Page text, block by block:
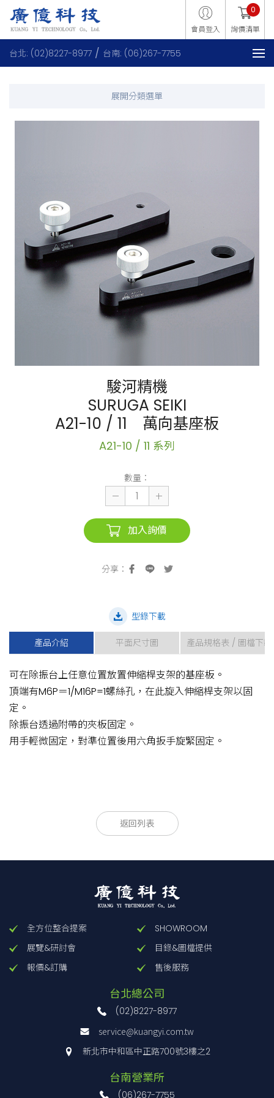
會員登入 詢價清單
0
台北: (02)8227-8977 台南: (06)267-7755
駿河精機
SURUGA SEIKI
A21-10 / 11 萬向基座板
A21-10 / 11 系列
數量：
加入詢價
產品介紹 平面尺寸圖 產品規格表 / 圖檔下載
型錄下載
可在除振台上任意位置放置伸縮桿支架的基座板。
頂端有M6P＝1/M16P=1螺絲孔，在此旋入伸縮桿支架以固
定。
除振台透過附帶的夾板固定。
用手輕微固定，對準位置後用六角扳手旋緊固定。
返回列表
全方位整合提案
SHOWROOM
展覽&研討會
目錄&圖檔提供
報價&訂購
售後服務
台北總公司
(02)8227-8977
service@kuangyi.com.tw
新北市中和區中正路700號3樓之2
台南營業所
(06)267-7755